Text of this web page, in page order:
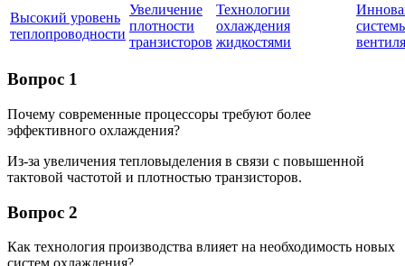
Высокий уровень
теплопроводности
Увеличение
плотности
транзисторов
Технологии
охлаждения
жидкостями
Вопрос 1
Почему современные процессоры требуют более
эффективного охлаждения?
Из-за увеличения тепловыделения в связи с повышенной
тактовой частотой и плотностью транзисторов.
Вопрос 2
Как технология производства влияет на необходимость новых